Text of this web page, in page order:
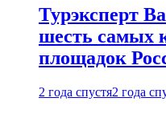
Турэксперт
шесть самых
площадок
2 года спустя2 года